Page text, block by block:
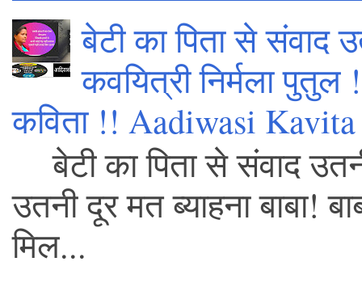
बेटी का पिता से संवाद
कवयित्री निर्मला
कविता !! Aadiwasi
बेटी का पिता से संवाद
उतनी दूर मत ब्याहना बाबा!
मिल...